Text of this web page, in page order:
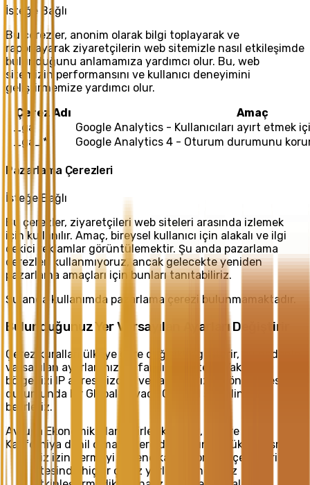
İsteğe Bağlı
Bu çerezler, anonim olarak bilgi toplayarak ve
raporlayarak ziyaretçilerin web sitemizle nasıl etkileşimde
bulunduğunu anlamamıza yardımcı olur. Bu, web
sitemizin performansını ve kullanıcı deneyimini
geliştirmemize yardımcı olur.
Çerez Adı
Amaç
_ga
Google Analytics - Kullanıcıları ayırt etmek
_ga_*
Google Analytics 4 - Oturum durumunu
Pazarlama Çerezleri
İsteğe Bağlı
Bu çerezler, ziyaretçileri web siteleri arasında izlemek
için kullanılır. Amaç, bireysel kullanıcı için alakalı ve ilgi
çekici reklamlar görüntülemektir. Şu anda pazarlama
çerezleri kullanmıyoruz, ancak gelecekte yeniden
pazarlama amaçları için bunları tanıtabiliriz.
Şu anda kullanımda pazarlama çerezi bulunmamaktadır.
Bulunduğunuz Yer Varsayılan Ayarları Değiştirir
Çerez kuralları ülkeye göre değişiklik gösterir, bu nedenle
varsayılan ayarlarımız da farklılık gösterir. Yaklaşık
bölgenizi IP adresinizden ve tarayıcınızın göndermesi
durumunda bir Global Privacy Control sinyalinden
belirleriz.
Avrupa Ekonomik Alanı, Birleşik Krallık, İsviçre ve
Kaliforniya dahil olmak üzere dünyanın büyük bir kısmı
Siz izin vermeyi seçene kadar zorunlu çerezlerin
ötesinde hiçbir çerez yerleştirilmez. Siz